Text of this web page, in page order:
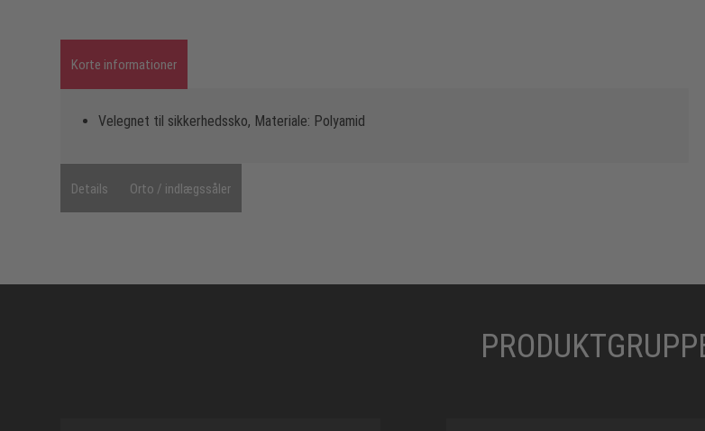
Korte informationer
Velegnet til sikkerhedssko, Materiale: Polyamid
Details Orto / indlægssåler